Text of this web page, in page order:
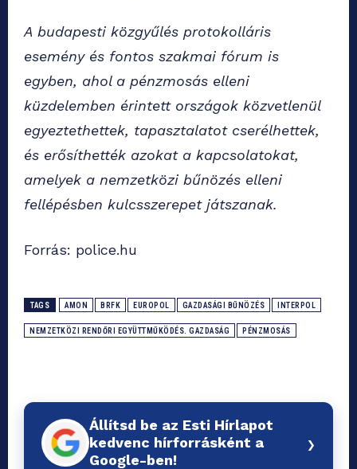
A budapesti közgyűlés protokolláris
esemény és fontos szakmai fórum is
egyben, ahol a pénzmosás elleni
küzdelemben érintett országok közvetlenül
egyeztethettek, tapasztalatot cserélhettek,
és erősíthették azokat a kapcsolatokat,
amelyek a nemzetközi bűnözés elleni
fellépésben kulcsszerepet játszanak.
Forrás: police.hu
TAGS AMON BRFK EUROPOL GAZDASÁGI BŰNÖZÉS INTERPOL
NEMZETKÖZI RENDŐRI EGYÜTTMŰKÖDÉS. GAZDASÁG PÉNZMOSÁS
Állítsd be az Esti Hírlapot
kedvenc hírforrásként a
Google-ben!
›